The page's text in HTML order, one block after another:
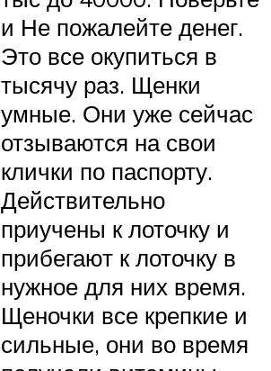
и Не пожалейте денег.
Это все окупиться в
тысячу раз. Щенки
умные. Они уже сейчас
отзываются на свои
клички по паспорту.
Действительно
приучены к лоточку и
прибегают к лоточку в
нужное для них время.
Щеночки все крепкие и
сильные, они во время